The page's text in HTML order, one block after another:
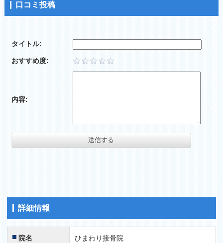
口コミ投稿
タイトル:
おすすめ度:
内容:
詳細情報
院名 ひまわり接骨院